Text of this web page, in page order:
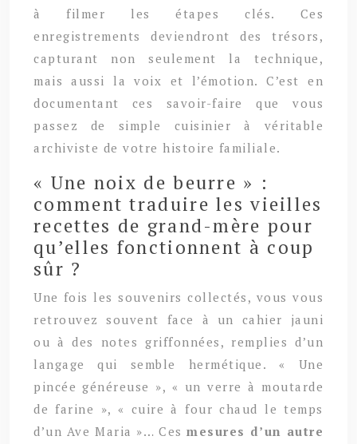
à filmer les étapes clés. Ces
enregistrements deviendront des trésors,
capturant non seulement la technique,
mais aussi la voix et l’émotion. C’est en
documentant ces savoir-faire que vous
passez de simple cuisinier à véritable
archiviste de votre histoire familiale.
« Une noix de beurre » :
comment traduire les vieilles
recettes de grand-mère pour
qu’elles fonctionnent à coup
sûr ?
Une fois les souvenirs collectés, vous vous
retrouvez souvent face à un cahier jauni
ou à des notes griffonnées, remplies d’un
langage qui semble hermétique. « Une
pincée généreuse », « un verre à moutarde
de farine », « cuire à four chaud le temps
d’un Ave Maria »… Cesmesures d’un autre